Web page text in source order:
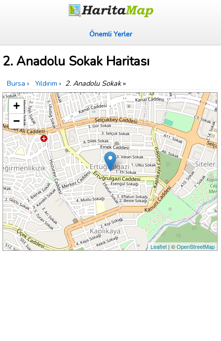
Önemli Yerler
2. Anadolu Sokak Haritası
Bursa › Yıldırım › 2. Anadolu Sokak»
+
−
Leaflet| ©OpenStreetMap